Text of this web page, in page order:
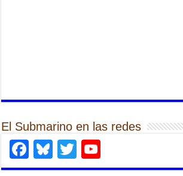
El Submarino en las redes
Facebook
Bluesky
Twitter